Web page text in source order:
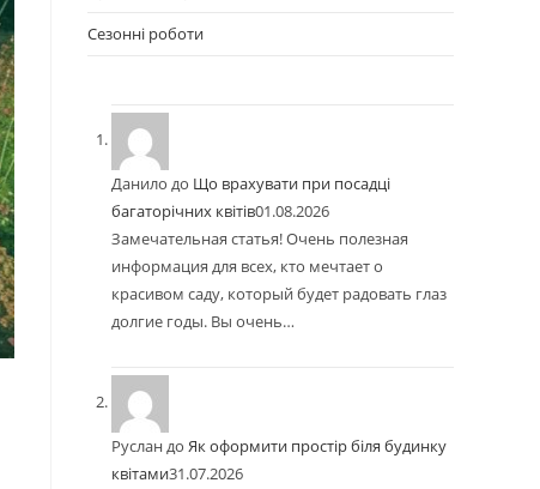
Сезонні роботи
Данило до Що врахувати при посадці
багаторічних квітів01.08.2026
Замечательная статья! Очень полезная
информация для всех, кто мечтает о
красивом саду, который будет радовать глаз
долгие годы. Вы очень…
Руслан до Як оформити простір біля будинку
квітами31.07.2026